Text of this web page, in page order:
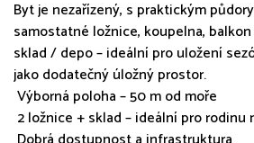
Byt je nezařízený, s praktickým
samostatné ložnice, koupelna,
sklad / depo – ideální pro uložení
jako dodatečný úložný prostor.
️ Výborná poloha – 50 m od moře
2 ložnice + sklad – ideální pro